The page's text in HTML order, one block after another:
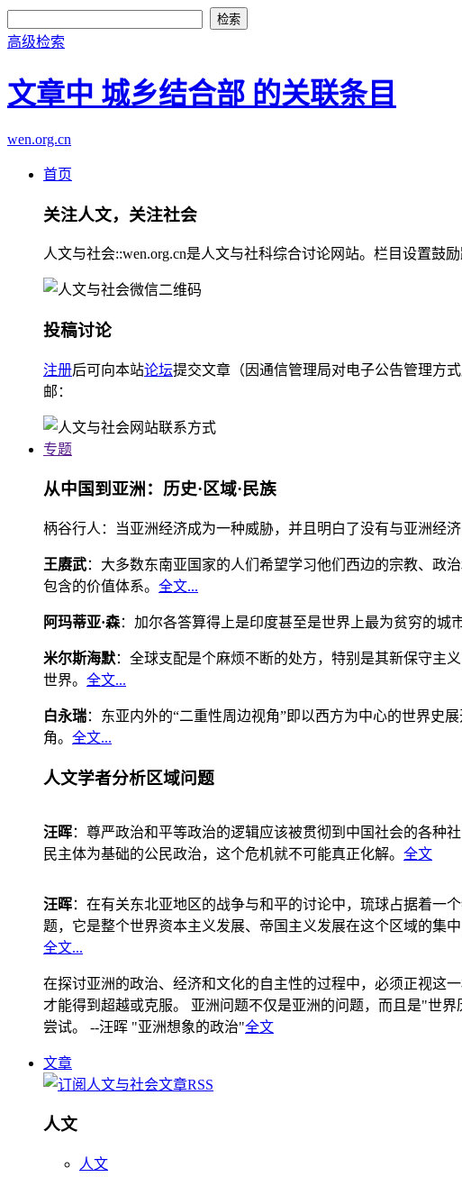
高级检索
文章中 城乡结合部 的关联条目
wen.org.cn
首页
关注人文，关注社会
人文与社会::wen.org.cn是人文与社科综合讨论网站。栏目设置鼓
投稿讨论
注册后可向本站论坛提交文章（因通信管理局对电子公告管理方
邮：
专题
从中国到亚洲：历史·区域·民族
柄谷行人：当亚洲经济成为一种威胁，并且明白了没有与亚洲经
王赓武：大多数东南亚国家的人们希望学习他们西边的宗教、政
包含的价值体系。 全文...
阿玛蒂亚·森：加尔各答算得上是印度甚至是世界上最为贫穷的城
米尔斯海默：全球支配是个麻烦不断的处方，特别是其新保守主
世界。 全文...
白永瑞：东亚内外的“二重性周边视角”即以西方为中心的世界史
角。 全文...
人文学者分析区域问题
汪晖：尊严政治和平等政治的逻辑应该被贯彻到中国社会的各种
民主体为基础的公民政治，这个危机就不可能真正化解。 全文
汪晖：在有关东北亚地区的战争与和平的讨论中，琉球占据着一
题，它是整个世界资本主义发展、帝国主义发展在这个区域的集中
全文...
在探讨亚洲的政治、经济和文化的自主性的过程中，必须正视这
才能得到超越或克服。 亚洲问题不仅是亚洲的问题，而且是"世
尝试。 --汪晖 "亚洲想象的政治"全文
文章
人文
人文